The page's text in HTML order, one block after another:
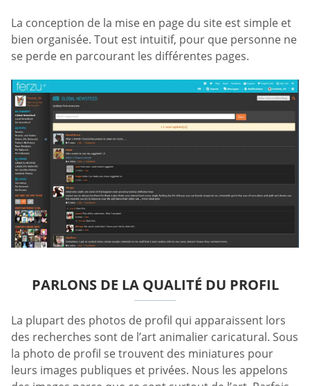
La conception de la mise en page du site est simple et
bien organisée. Tout est intuitif, pour que personne ne
se perde en parcourant les différentes pages.
PARLONS DE LA QUALITÉ DU PROFIL
La plupart des photos de profil qui apparaissent lors
des recherches sont de l’art animalier caricatural. Sous
la photo de profil se trouvent des miniatures pour
leurs images publiques et privées. Nous les appelons